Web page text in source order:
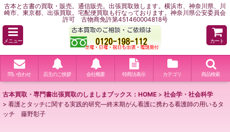
古本と古書の買取・販売。通信販売。出張買取致します。横浜市、神奈川県、川
崎市、東京都、出張買取。宅配便買取も行なっております。神奈川県公安委員会
許可 古物商免許第451460004818号
メニュー カート
問い合わせ 店主のご挨拶 会社概要 特商法表示 カテゴリ 商品検索
古本買取・専門書出張買取のしましまブックス：HOME > 社会学・社会科学
> 看護とタッチに関する実践的研究―終末期がん看護に携わる看護師の用いるタ
ッチ 藤野彰子